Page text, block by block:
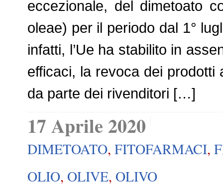
eccezionale, del dimetoato
oleae) per il periodo dal 1°
infatti, l’Ue ha stabilito in
efficaci, la revoca dei
da parte dei rivenditori […]
17 Aprile 2020
DIMETOATO, FITOFARMACI,
OLIO, OLIVE, OLIVO